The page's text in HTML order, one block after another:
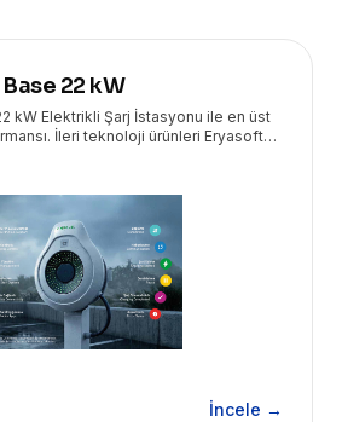
22 kW
kW Elektrikli Şarj İstasyonu ile en üst
İleri teknoloji ürünleri Eryasoft
İncele →